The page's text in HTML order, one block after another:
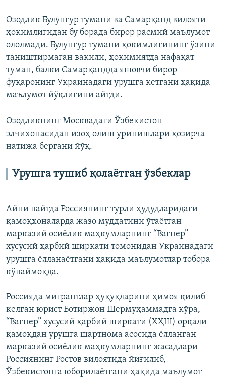
Озодлик Булунғур тумани ва Самарқанд вилояти
ҳокимлигидан бу борада бирор расмий маълумот
ололмади. Булунғур тумани ҳокимлигининг ўзини
таништирмаган вакили, ҳокимиятда нафақат
туман, балки Самарқандда яшовчи бирор
фуқаронинг Украинадаги урушга кетгани ҳақида
маълумот йўқлигини айтди.
Озодликнинг Москвадаги Ўзбекистон
элчихонасидан изоҳ олиш уринишлари ҳозирча
натижа бергани йўқ.
Урушга тушиб қолаётган ўзбеклар
Айни пайтда Россиянинг турли ҳудудларидаги
қамоқхоналарда жазо муддатини ўтаётган
марказий осиёлик маҳкумларнинг “Вагнер”
хусусий ҳарбий ширкати томонидан Украинадаги
урушга ёлланаётгани ҳақида маълумотлар тобора
кўпаймоқда.
Россияда мигрантлар ҳуқуқларини ҳимоя қилиб
келган юрист Ботиржон Шермуҳаммадга кўра,
“Вагнер” хусусий ҳарбий ширкати (ХҲШ) орқали
қамоқдан урушга шартнома асосида ёлланган
марказий осиёлик маҳкумларнинг жасадлари
Россиянинг Ростов вилоятида йиғилиб,
Ўзбекистонга юборилаётгани ҳақида маълумот